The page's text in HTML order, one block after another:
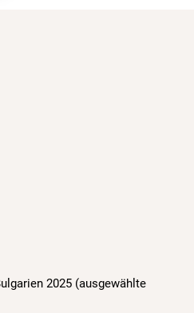
2025 (ausgewählte